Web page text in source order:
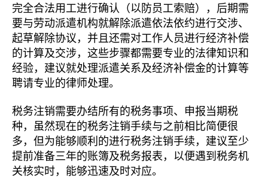
完全合法用工进行确认（以防员工索赔），后期需
要与劳动派遣机构就解除派遣依法依约进行交涉、
起草解除协议，并且还需对工作人员进行经济补偿
的计算及交涉，这些步骤都需要专业的法律知识和
经验，建议就处理派遣关系及经济补偿金的计算等
聘请专业的律师处理。
税务注销需要办结所有的税务事项、申报当期税
种，虽然现在的税务注销手续与之前相比简便很
多，但为能够顺利的进行税务注销手续，建议至少
提前准备三年的账簿及税务报表，以便遇到税务机
关核实时，能够迅速及时对应。